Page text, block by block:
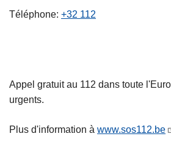
Téléphone +32 112
Appel gratuit au 112 dans toute
urgents.
Plus d'information à www.sos112.be